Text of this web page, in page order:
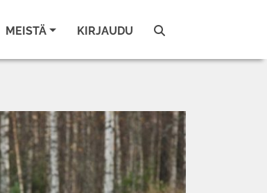
MEISTÄ KIRJAUDU